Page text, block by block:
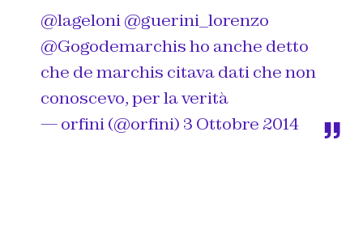
@lageloni@guerini_lorenzo
@Gogodemarchisho anche detto
che de marchis citava dati che non
conoscevo, per la verità
— orfini (@orfini) 3 Ottobre 2014